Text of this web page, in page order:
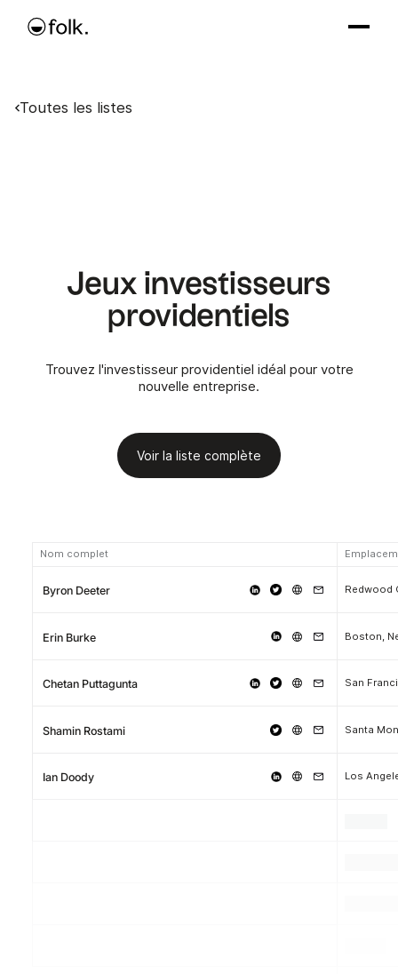
Toutes les listes
Jeux investisseurs
providentiels
Trouvez l'investisseur providentiel idéal pour votre
nouvelle entreprise.
Voir la liste complète
Nom complet
Byron Deeter Redwood
Erin Burke
Chetan Puttagunta San
Shamin Rostami Santa
Ian Doody Los